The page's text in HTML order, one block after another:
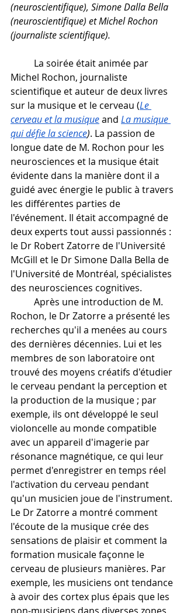
(neuroscientifique), Simone Dalla Bella
(neuroscientifique) et Michel Rochon
(journaliste scientifique).
Michel Rochon, journaliste
scientifique et auteur de deux livres
sur la musique et le cerveau (Le
cerveau et la musique and La musique
qui défie la science). La passion de
longue date de M. Rochon pour les
neurosciences et la musique était
évidente dans la manière dont il a
guidé avec énergie le public à travers
les différentes parties de
l'événement. Il était accompagné de
deux experts tout aussi passionnés :
le Dr Robert Zatorre de l'Université
McGill et le Dr Simone Dalla Bella de
l'Université de Montréal, spécialistes
des neurosciences cognitives.
Rochon, le Dr Zatorre a présenté les
recherches qu'il a menées au cours
des dernières décennies. Lui et les
membres de son laboratoire ont
trouvé des moyens créatifs d'étudier
le cerveau pendant la perception et
la production de la musique ; par
exemple, ils ont développé le seul
violoncelle au monde compatible
avec un appareil d'imagerie par
résonance magnétique, ce qui leur
permet d'enregistrer en temps réel
l'activation du cerveau pendant
qu'un musicien joue de l'instrument.
Le Dr Zatorre a montré comment
l'écoute de la musique crée des
sensations de plaisir et comment la
formation musicale façonne le
cerveau de plusieurs manières. Par
exemple, les musiciens ont tendance
à avoir des cortex plus épais que les